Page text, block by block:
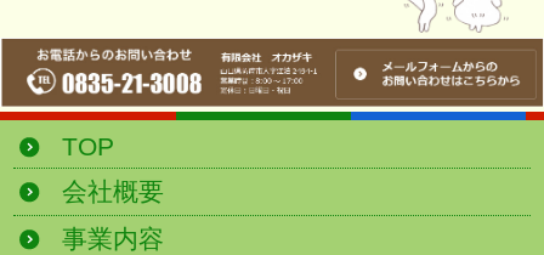
TOP
会社概要
事業内容